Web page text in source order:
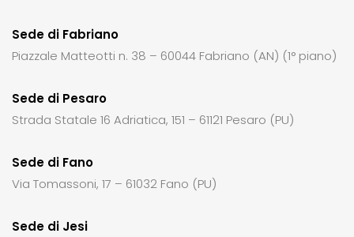
Sede di Fabriano
Piazzale Matteotti n. 38 – 60044 Fabriano (AN) (1° piano)
Sede di Pesaro
Strada Statale 16 Adriatica, 151 – 61121 Pesaro (PU)
Sede di Fano
Via Tomassoni, 17 – 61032 Fano (PU)
Sede di Jesi